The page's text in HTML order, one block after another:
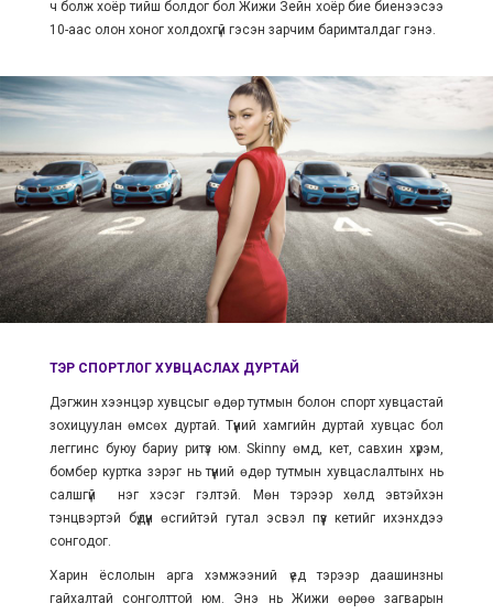
ч болж хоёр тийш болдог бол Жижи Зейн хоёр бие биенээсээ
10-аас олон хоног холдохгүй гэсэн зарчим баримталдаг гэнэ.
ТЭР СПОРТЛОГ ХУВЦАСЛАХ ДУРТАЙ
Дэгжин хээнцэр хувцсыг өдөр тутмын болон спорт хувцастай
зохицуулан өмсөх дуртай. Түүний хамгийн дуртай хувцас бол
леггинс буюу бариу ритүз юм. Skinny өмд, кет, савхин хүрэм,
бомбер куртка зэрэг нь түүний өдөр тутмын хувцаслалтынх нь
салшгүй нэг хэсэг гэлтэй. Мөн тэрээр хөлд эвтэйхэн
тэнцвэртэй бүдүүн өсгийтэй гутал эсвэл пүүз кетийг ихэнхдээ
сонгодог.
Харин ёслолын арга хэмжээний үед тэрээр даашинзны
гайхалтай сонголттой юм. Энэ нь Жижи өөрөө загварын